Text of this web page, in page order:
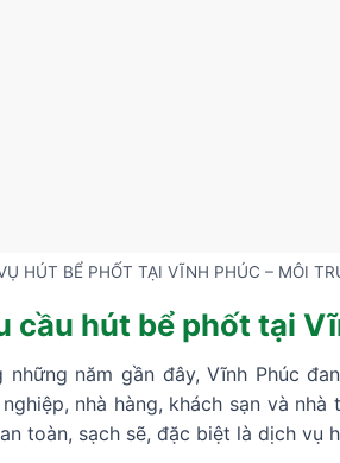
HÚT BỂ PHỐT TẠI VĨNH PHÚC – MÔI
cầu hút bể phốt tại
những năm gần đây, Vĩnh Phúc
nhà hàng, khách sạn và
toàn, sạch sẽ, đặc biệt là dịch vụ